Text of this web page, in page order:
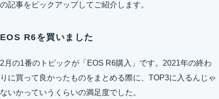
の記事をピックアップしてご紹介します。
EOS R6を買いました
2月の1番のトピックが「EOS R6購入」です。2021年の終わ
りに買って良かったものをまとめる際に、TOP3に入るんじゃ
ないかっていうくらいの満足度でした。